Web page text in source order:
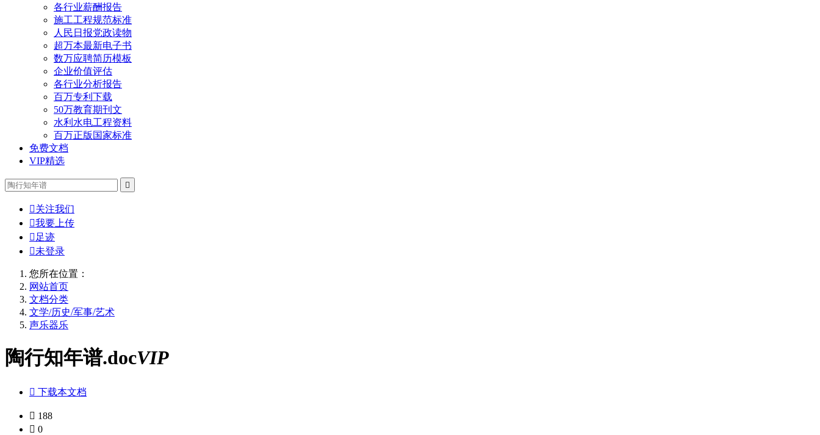
各行业薪酬报告
施工工程规范标准
人民日报党政读物
超万本最新电子书
数万应聘简历模板
企业价值评估
各行业分析报告
百万专利下载
50万教育期刊文
水利水电工程资料
百万正版国家标准
免费文档
VIP精选

关注我们
我要上传
 足迹
未登录
您所在位置：
网站首页
文档分类
文学/历史/军事/艺术
声乐器乐
陶行知年谱.docVIP
 下载本文档
 188
 0